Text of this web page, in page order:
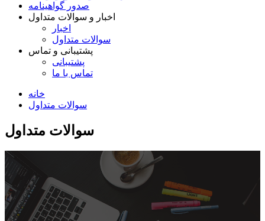
صدور گواهینامه
اخبار و سوالات متداول
اخبار
سوالات متداول
پشتیبانی و تماس
پشتیبانی
تماس با ما
خانه
سوالات متداول
سوالات متداول